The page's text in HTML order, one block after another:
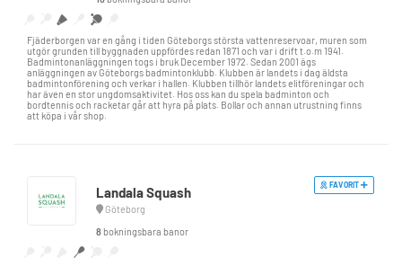
Fjäderborgen var en gång i tiden Göteborgs största vattenreservoar, muren som
utgör grunden till byggnaden uppfördes redan 1871 och var i drift t.o.m 1941.
Badmintonanläggningen togs i bruk December 1972. Sedan 2001 ägs
anläggningen av Göteborgs badmintonklubb. Klubben är landets i dag äldsta
badmintonförening och verkar i hallen. Klubben tillhör landets elitföreningar och
har även en stor ungdomsaktivitet. Hos oss kan du spela badminton och
bordtennis och racketar går att hyra på plats. Bollar och annan utrustning finns
att köpa i vår shop.
Landala Squash
Göteborg
8 bokningsbara banor
FAVORIT